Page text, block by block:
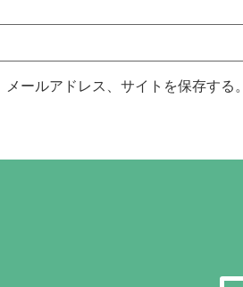
ールアドレス、サイトを保存する。